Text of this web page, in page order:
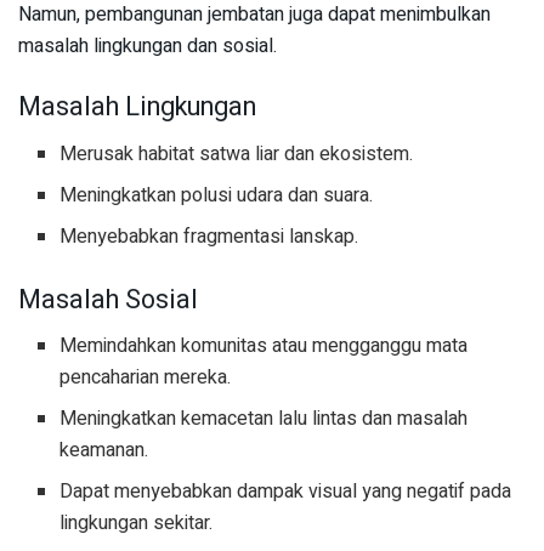
Namun, pembangunan jembatan juga dapat menimbulkan
masalah lingkungan dan sosial.
Masalah Lingkungan
Merusak habitat satwa liar dan ekosistem.
Meningkatkan polusi udara dan suara.
Menyebabkan fragmentasi lanskap.
Masalah Sosial
Memindahkan komunitas atau mengganggu mata
pencaharian mereka.
Meningkatkan kemacetan lalu lintas dan masalah
keamanan.
Dapat menyebabkan dampak visual yang negatif pada
lingkungan sekitar.